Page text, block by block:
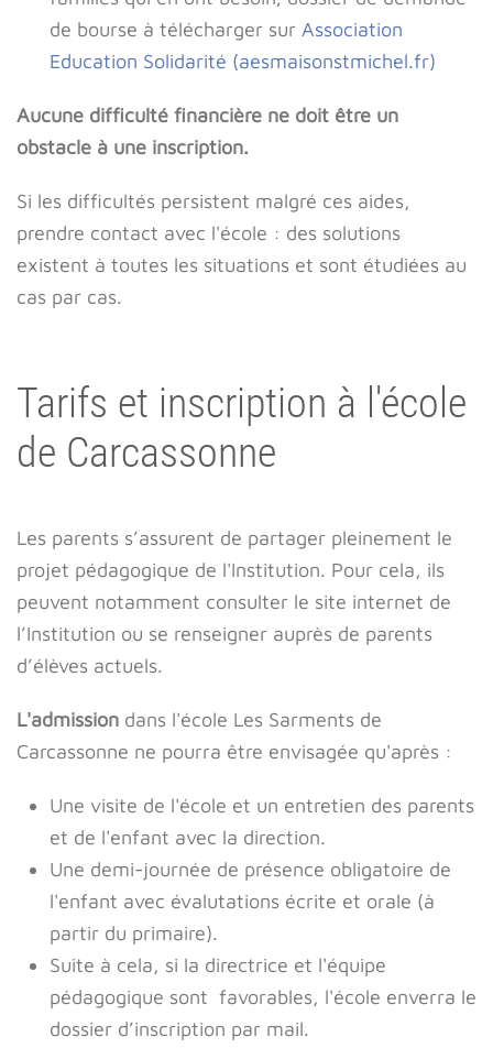
de bourse à télécharger sur Association
Education Solidarité (aesmaisonstmichel.fr)
Aucune difficulté financière ne doit être un
obstacle à une inscription.
Si les difficultés persistent malgré ces aides,
prendre contact avec l'école : des solutions
existent à toutes les situations et sont étudiées au
cas par cas.
Tarifs et inscription à l'école
de Carcassonne
Les parents s’assurent de partager pleinement le
projet pédagogique de l'Institution. Pour cela, ils
peuvent notamment consulter le site internet de
l’Institution ou se renseigner auprès de parents
d’élèves actuels.
L'admission dans l'école Les Sarments de
Carcassonne ne pourra être envisagée qu'après :
Une visite de l'école et un entretien des parents
et de l'enfant avec la direction.
Une demi-journée de présence obligatoire de
l'enfant avec évalutations écrite et orale (à
partir du primaire).
Suite à cela, si la directrice et l'équipe
pédagogique sont favorables, l'école enverra le
dossier d’inscription par mail.